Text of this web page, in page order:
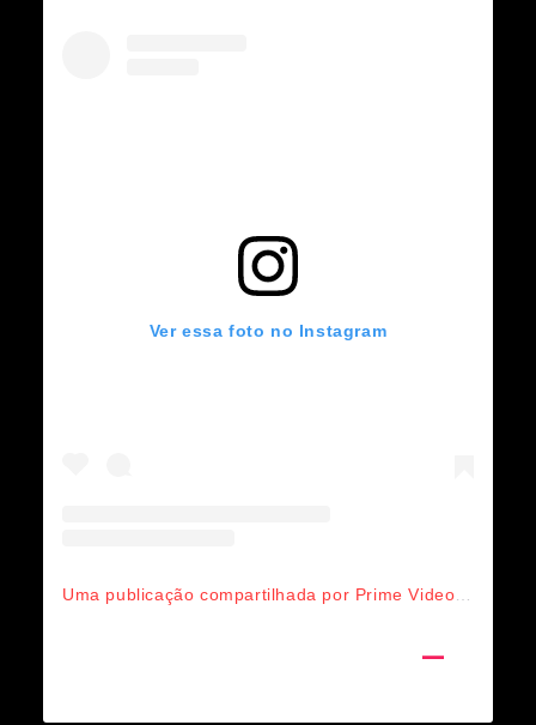
Ver essa foto no Instagram
Uma publicação compartilhada por Prime Video LATAM (@primevideolat)